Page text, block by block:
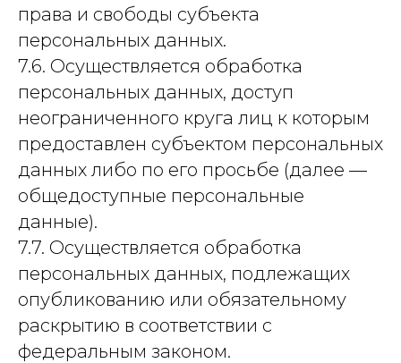
права и свободы субъекта
персональных данных.
7.6. Осуществляется обработка
персональных данных, доступ
неограниченного круга лиц к которым
предоставлен субъектом персональных
данных либо по его просьбе (далее —
общедоступные персональные
данные).
7.7. Осуществляется обработка
персональных данных, подлежащих
опубликованию или обязательному
раскрытию в соответствии с
федеральным законом.